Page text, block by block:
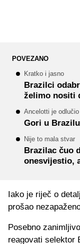
POVEZANO
Kratko i jasno
Brazilci
želimo nositi
Ancelotti je odlučio
Gori u
Nije to mala stvar
Brazilac čuo
onesvijestio,
Iako je riječ o
prošao
Posebno
reagovati selektor